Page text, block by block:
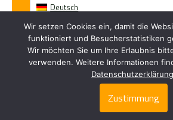
Deutsch
Folge uns
Wir setzen Cookies ein, damit die
funktioniert und Besucherstatistiken
Wir möchten Sie um Ihre Erlaubnis
verwenden. Weitere Informationen
Datenschutzerklärung
Zustimmung